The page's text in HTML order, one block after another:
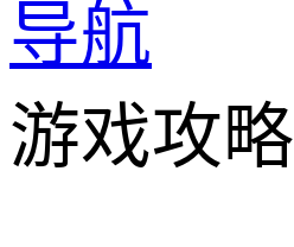
导航
游戏攻略